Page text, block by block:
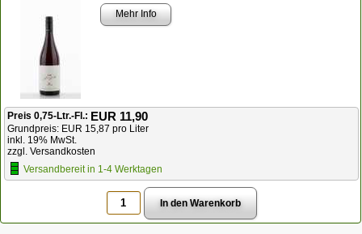
Mehr Info
Preis 0,75-Ltr.-Fl.: EUR 11,90
Grundpreis: EUR 15,87 pro Liter
inkl. 19% MwSt.
zzgl. Versandkosten
Versandbereit in 1-4 Werktagen